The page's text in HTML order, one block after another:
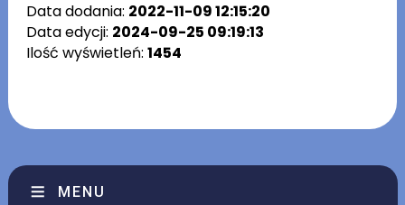
Data dodania: 2022-11-09 12:15:20
Data edycji: 2024-09-25 09:19:13
Ilość wyświetleń: 1454
MENU